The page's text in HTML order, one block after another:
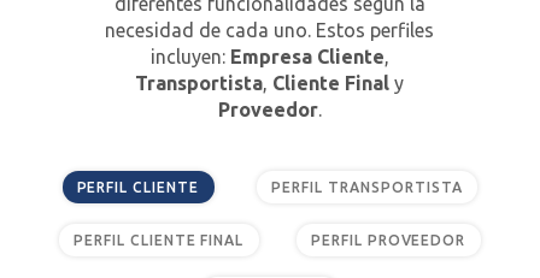
necesidad de cada uno. Estos perfiles
incluyen: Empresa Cliente,
Transportista, Cliente Final y
Proveedor.
PERFIL CLIENTE PERFIL TRANSPORTISTA
PERFIL CLIENTE FINAL PERFIL PROVEEDOR